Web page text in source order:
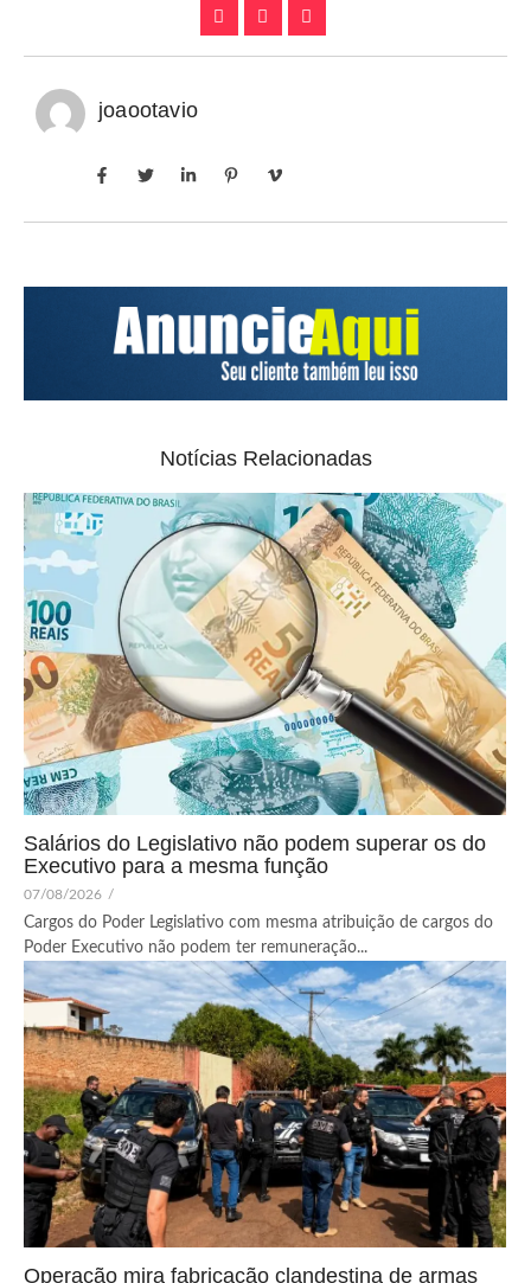
joaootavio
Notícias Relacionadas
Salários do Legislativo não podem superar os do
Executivo para a mesma função
07/08/2026 /
Cargos do Poder Legislativo com mesma atribuição de cargos do
Poder Executivo não podem ter remuneração...
Operação mira fabricação clandestina de armas